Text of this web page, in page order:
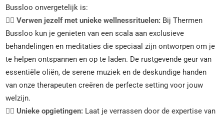
Bussloo onvergetelijk is:
🧘‍♀️ Verwen jezelf met unieke wellnessrituelen: Bij Thermen
Bussloo kun je genieten van een scala aan exclusieve
behandelingen en meditaties die speciaal zijn ontworpen om je
te helpen ontspannen en op te laden. De rustgevende geur van
essentiële oliën, de serene muziek en de deskundige handen
van onze therapeuten creëren de perfecte setting voor jouw
welzijn.
💆‍♀️ Unieke opgietingen: Laat je verrassen door de expertise van